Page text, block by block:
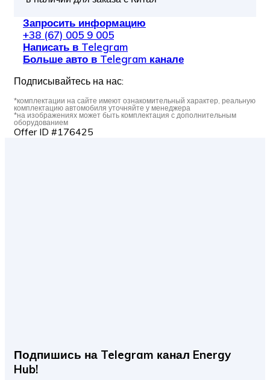
Запросить информацию
+38 (67) 005 9 005
Написать в Telegram
Больше авто в Telegram канале
Подписывайтесь на нас:
*комплектации на сайте имеют ознакомительный характер, реальную
комплектацию автомобиля уточняйте у менеджера
*на изображениях может быть комплектация с дополнительным
оборудованием
Offer ID #176425
Подпишись на Telegram канал Energy
Hub!